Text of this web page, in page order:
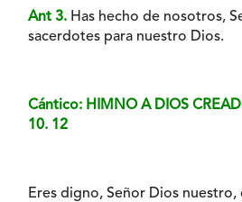
Ant 3. Has hecho de nosotros,
sacerdotes para nuestro Dios.
Cántico: HIMNO A DIOS
10. 12
Eres digno, Señor Dios